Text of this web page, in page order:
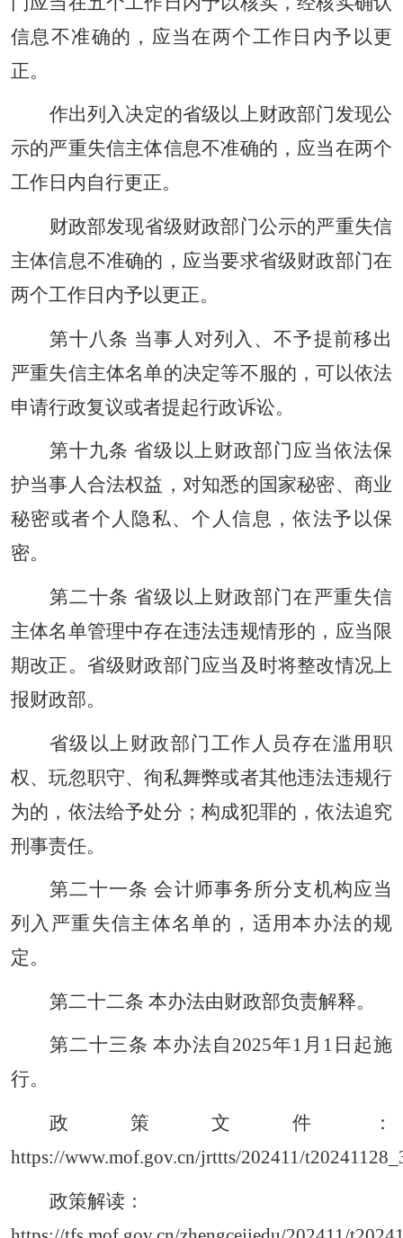
信息不准确的，应当在两个工作日内予以更
正。
作出列入决定的省级以上财政部门发现公
示的严重失信主体信息不准确的，应当在两个
工作日内自行更正。
财政部发现省级财政部门公示的严重失信
主体信息不准确的，应当要求省级财政部门在
两个工作日内予以更正。
第十八条 当事人对列入、不予提前移出
严重失信主体名单的决定等不服的，可以依法
申请行政复议或者提起行政诉讼。
第十九条 省级以上财政部门应当依法保
护当事人合法权益，对知悉的国家秘密、商业
秘密或者个人隐私、个人信息，依法予以保
密。
第二十条 省级以上财政部门在严重失信
主体名单管理中存在违法违规情形的，应当限
期改正。省级财政部门应当及时将整改情况上
报财政部。
省级以上财政部门工作人员存在滥用职
权、玩忽职守、徇私舞弊或者其他违法违规行
为的，依法给予处分；构成犯罪的，依法追究
刑事责任。
第二十一条 会计师事务所分支机构应当
列入严重失信主体名单的，适用本办法的规
定。
第二十二条 本办法由财政部负责解释。
第二十三条 本办法自2025年1月1日起施
行。
政策文件：
https://www.mof.gov.cn/jrttts/202411/
政策解读：